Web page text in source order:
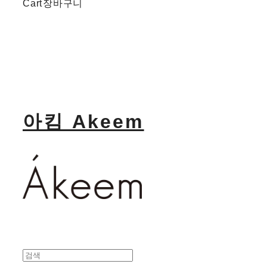
Cart장바구니
아킴 Akeem